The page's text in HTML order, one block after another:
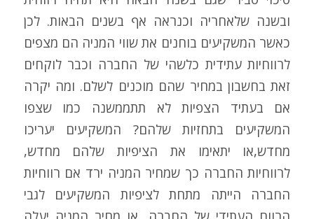
ובשנה שלאחריה וכנראה אף בשנים הבאות. לכן
כאשר המשקיעים בוחנים את שווי המניה הם מצפים
לרווחיות עתידית כלשהי של החברה וכבר לוקחים
זאת בחשבון במחיר שהם מוכנים לשלם. ומה יקרה
אם בעתיד הצפיות לא תתממשנה כמו שצפו
המשקיעים בתחזיות שלהם? המשקיעים יעריכו
מחדש,או יתאימו את הציפיות שלהם מחדש,
לרווחיות החברה כך שמחיר המניה ירד אם רווחיות
החברה הייתה מתחת לציפיות המשקיעים לגבי